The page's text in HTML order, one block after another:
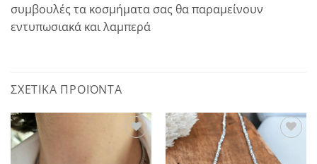
συμβουλές τα κοσμήματα σας θα παραμείνουν
εντυπωσιακά και λαμπερά
ΣΧΕΤΙΚΆ ΠΡΟΪΌΝΤΑ
Add to
wishlist
wishlist